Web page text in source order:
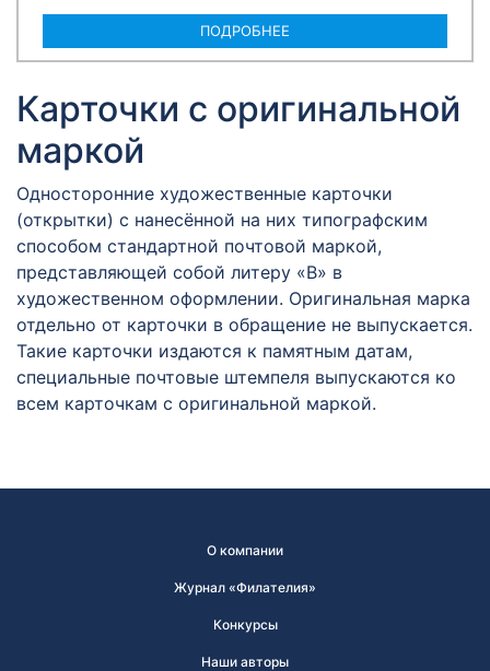
ПОДРОБНЕЕ
Карточки с оригинальной
маркой
Односторонние художественные карточки
(открытки) с нанесённой на них типографским
способом стандартной почтовой маркой,
представляющей собой литеру «В» в
художественном оформлении. Оригинальная марка
отдельно от карточки в обращение не выпускается.
Такие карточки издаются к памятным датам,
специальные почтовые штемпеля выпускаются ко
всем карточкам с оригинальной маркой.
О компании
Журнал «Филателия»
Конкурсы
Наши авторы